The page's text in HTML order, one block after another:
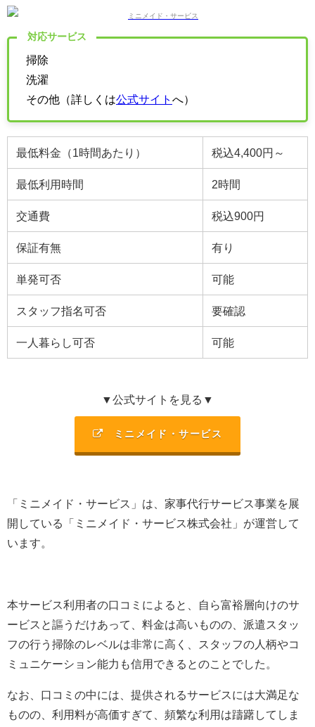
対応サービス
掃除
洗濯
その他（詳しくは公式サイト へ）
最低料金（1時間あたり） 税込4,400円～
最低利用時間 2時間
交通費 税込900円
保証有無 有り
単発可否 可能
スタッフ指名可否 要確認
一人暮らし可否 可能
▼公式サイトを見る▼
ミニメイド・サービス
「ミニメイド・サービス」は、家事代行サービス事業を展
開している「ミニメイド・サービス株式会社」が運営して
います。
本サービス利用者の口コミによると、自ら富裕層向けのサ
ービスと謳うだけあって、料金は高いものの、派遣スタッ
フの行う掃除のレベルは非常に高く、スタッフの人柄やコ
ミュニケーション能力も信用できるとのことでした。
なお、口コミの中には、提供されるサービスには大満足な
ものの、利用料が高価すぎて、頻繁な利用は躊躇してしま